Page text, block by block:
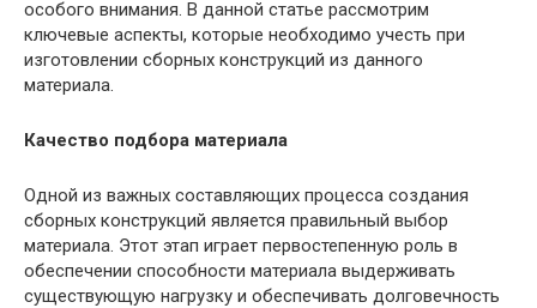
особого внимания. В данной статье рассмотрим
ключевые аспекты, которые необходимо учесть при
изготовлении сборных конструкций из данного
материала.
Качество подбора материала
Одной из важных составляющих процесса создания
сборных конструкций является правильный выбор
материала. Этот этап играет первостепенную роль в
обеспечении способности материала выдерживать
существующую нагрузку и обеспечивать долговечность